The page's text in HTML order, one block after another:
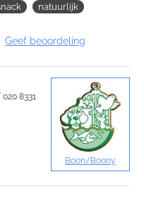
natuurlijk
Geef beoordeling
8331
Boon/Boony